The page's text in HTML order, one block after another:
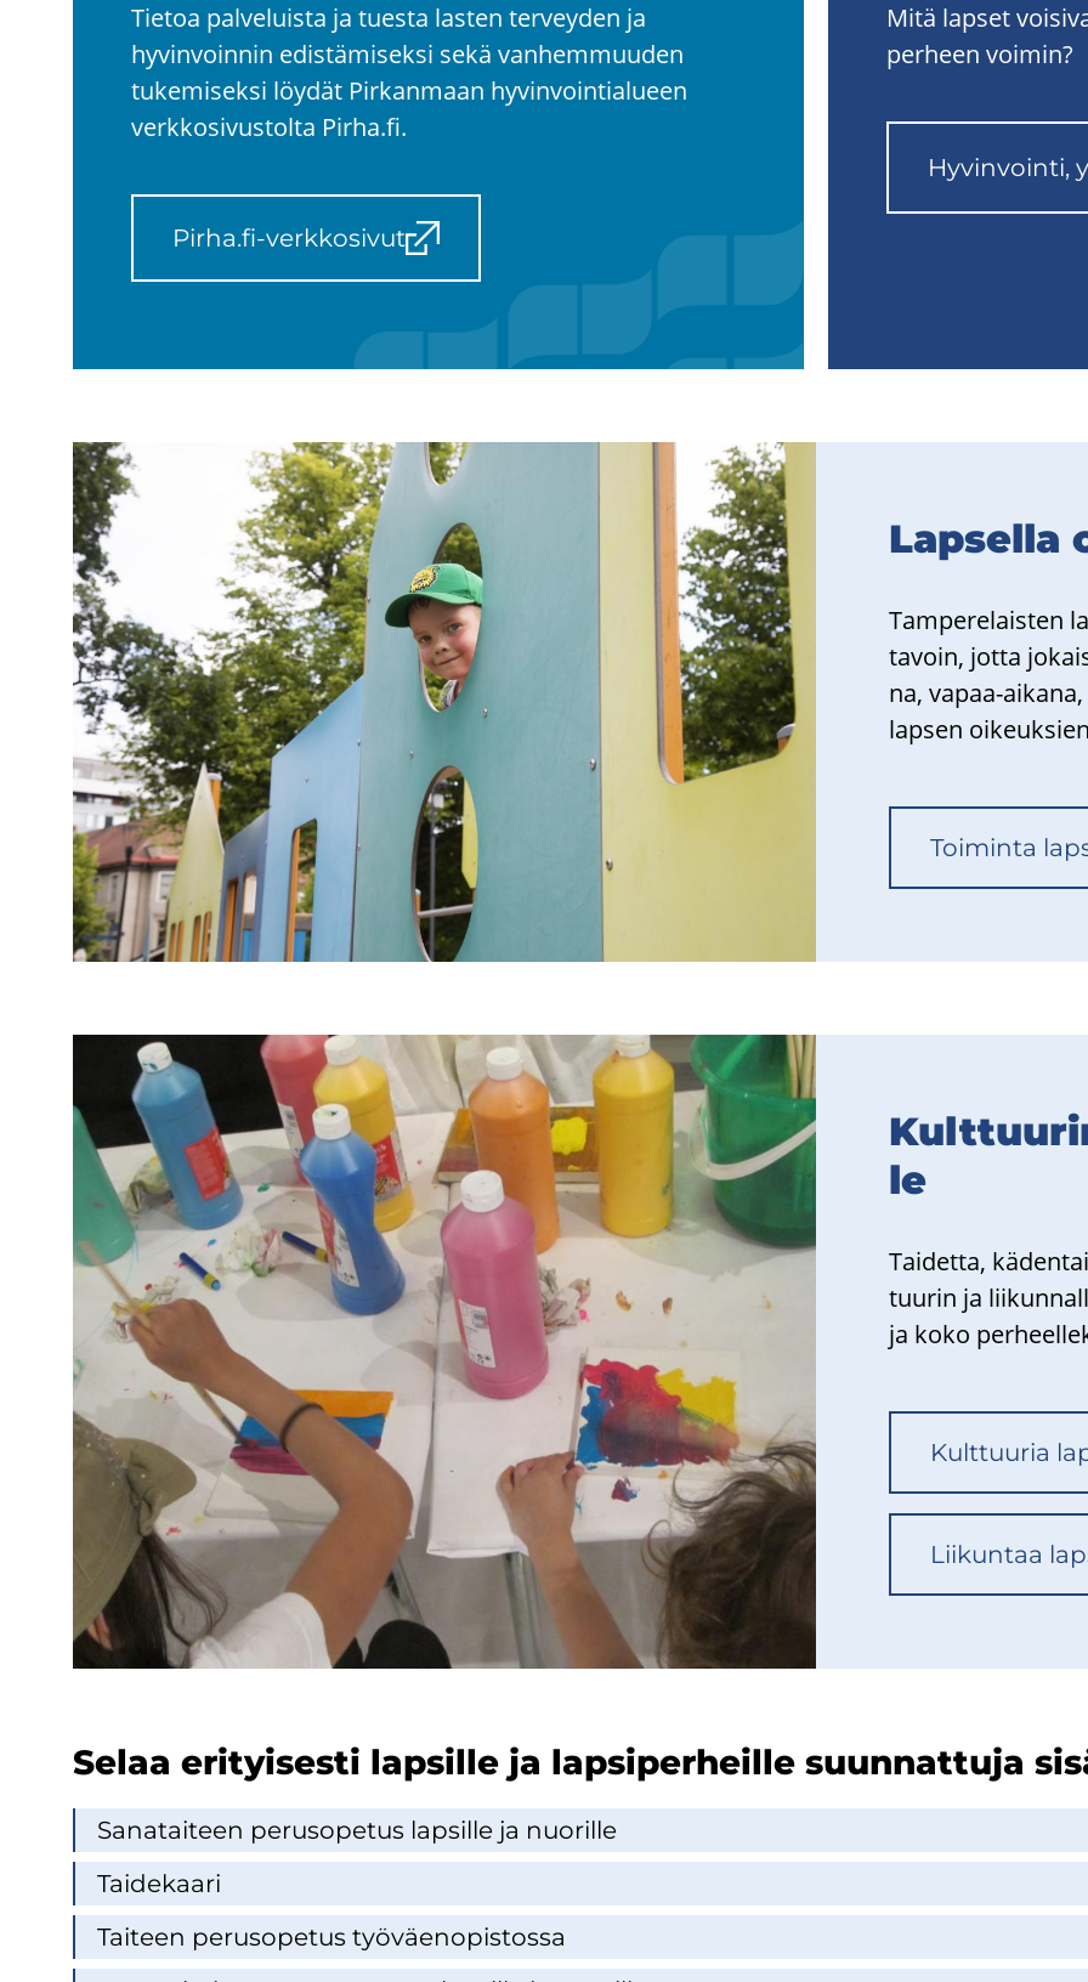
Tietoa palveluista ja tuesta lasten terveyden ja
hyvinvoinnin edistämiseksi sekä vanhemmuuden
tukemiseksi löydät Pirkanmaan hyvinvointialueen
verkkosivustolta Pirha.fi.
Pirha.fi-​verkkosivut
Mitä lapset
perheen voimin?
Hy­vin­voin­ti,
Lap­sel­la
Tam­pe­re­lais­ten
ta­voin, jotta
na, vapaa-​
lap­sen
Toi­min­ta
le
Tai­det­ta,
tuu­rin ja
ja koko
Kult­tuu­ria
Lii­kun­taa
Selaa eri­tyi­ses­ti lap­sil­le ja lap­si­per­heil­le suun­nat­tu­ja
Sa­na­tai­teen pe­rus­o­pe­tus lap­sil­le ja nuo­ril­le
Tai­de­kaa­ri
Tai­teen pe­rus­o­pe­tus työ­väen­opis­tos­sa